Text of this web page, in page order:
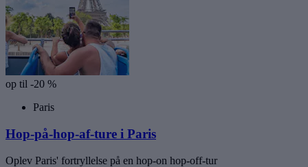
op til -20 %
Paris
Hop-på-hop-af-ture i Paris
Oplev Paris' fortryllelse på en hop-on hop-off-tur